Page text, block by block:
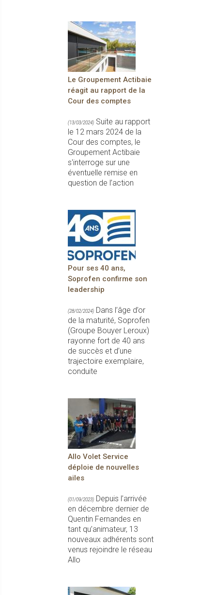
Le Groupement Actibaie
réagit au rapport de la
Cour des comptes
(13/03/2024) Suite au rapport
le 12 mars 2024 de la
Cour des comptes, le
Groupement Actibaie
s'interroge sur une
éventuelle remise en
question de l’action
Pour ses 40 ans,
Soprofen confirme son
leadership
(28/02/2024) Dans l’âge d’or
de la maturité, Soprofen
(Groupe Bouyer Leroux)
rayonne fort de 40 ans
de succès et d’une
trajectoire exemplaire,
conduite
Allo Volet Service
déploie de nouvelles
ailes
(01/09/2023) Depuis l’arrivée
en décembre dernier de
Quentin Fernandes en
tant qu’animateur, 13
nouveaux adhérents sont
venus rejoindre le réseau
Allo